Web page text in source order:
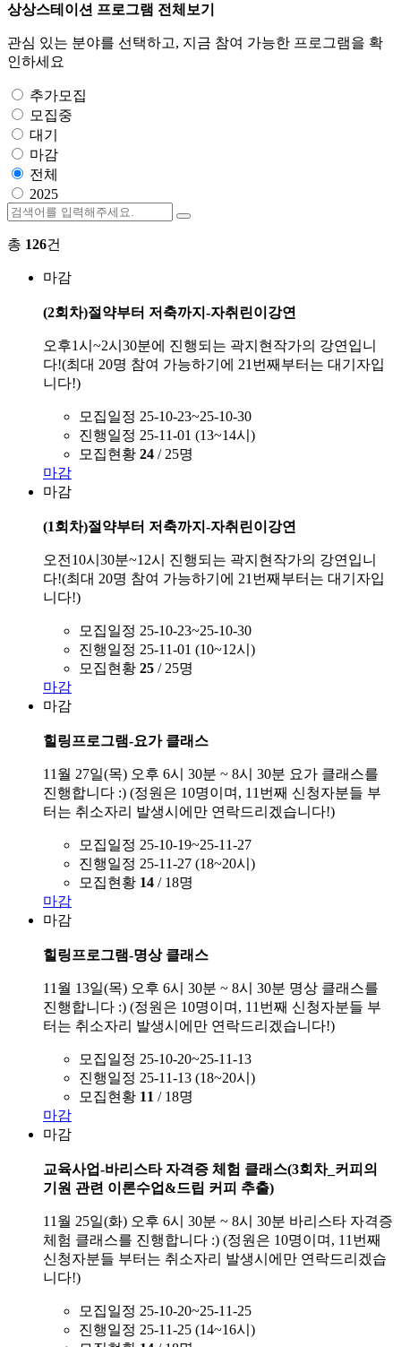
상상스테이션 프로그램 전체보기
관심 있는 분야를 선택하고, 지금 참여 가능한 프로그램을 확
인하세요
추가모집
모집중
대기
마감
전체
2025
총 126건
마감
(2회차)절약부터 저축까지-자취린이강연
오후1시~2시30분에 진행되는 곽지현작가의 강연입니
다!(최대 20명 참여 가능하기에 21번째부터는 대기자입
니다!)
모집일정 25-10-23~25-10-30
진행일정 25-11-01 (13~14시)
모집현황 24 / 25명
마감
마감
(1회차)절약부터 저축까지-자취린이강연
오전10시30분~12시 진행되는 곽지현작가의 강연입니
다!(최대 20명 참여 가능하기에 21번째부터는 대기자입
니다!)
모집일정 25-10-23~25-10-30
진행일정 25-11-01 (10~12시)
모집현황 25 / 25명
마감
마감
힐링프로그램-요가 클래스
11월 27일(목) 오후 6시 30분 ~ 8시 30분 요가 클래스를
진행합니다 :) (정원은 10명이며, 11번째 신청자분들 부
터는 취소자리 발생시에만 연락드리겠습니다!)
모집일정 25-10-19~25-11-27
진행일정 25-11-27 (18~20시)
모집현황 14 / 18명
마감
마감
힐링프로그램-명상 클래스
11월 13일(목) 오후 6시 30분 ~ 8시 30분 명상 클래스를
진행합니다 :) (정원은 10명이며, 11번째 신청자분들 부
터는 취소자리 발생시에만 연락드리겠습니다!)
모집일정 25-10-20~25-11-13
진행일정 25-11-13 (18~20시)
모집현황 11 / 18명
마감
마감
교육사업-바리스타 자격증 체험 클래스(3회차_커피의
기원 관련 이론수업&드립 커피 추출)
11월 25일(화) 오후 6시 30분 ~ 8시 30분 바리스타 자격증
체험 클래스를 진행합니다 :) (정원은 10명이며, 11번째
신청자분들 부터는 취소자리 발생시에만 연락드리겠습
니다!)
모집일정 25-10-20~25-11-25
진행일정 25-11-25 (14~16시)